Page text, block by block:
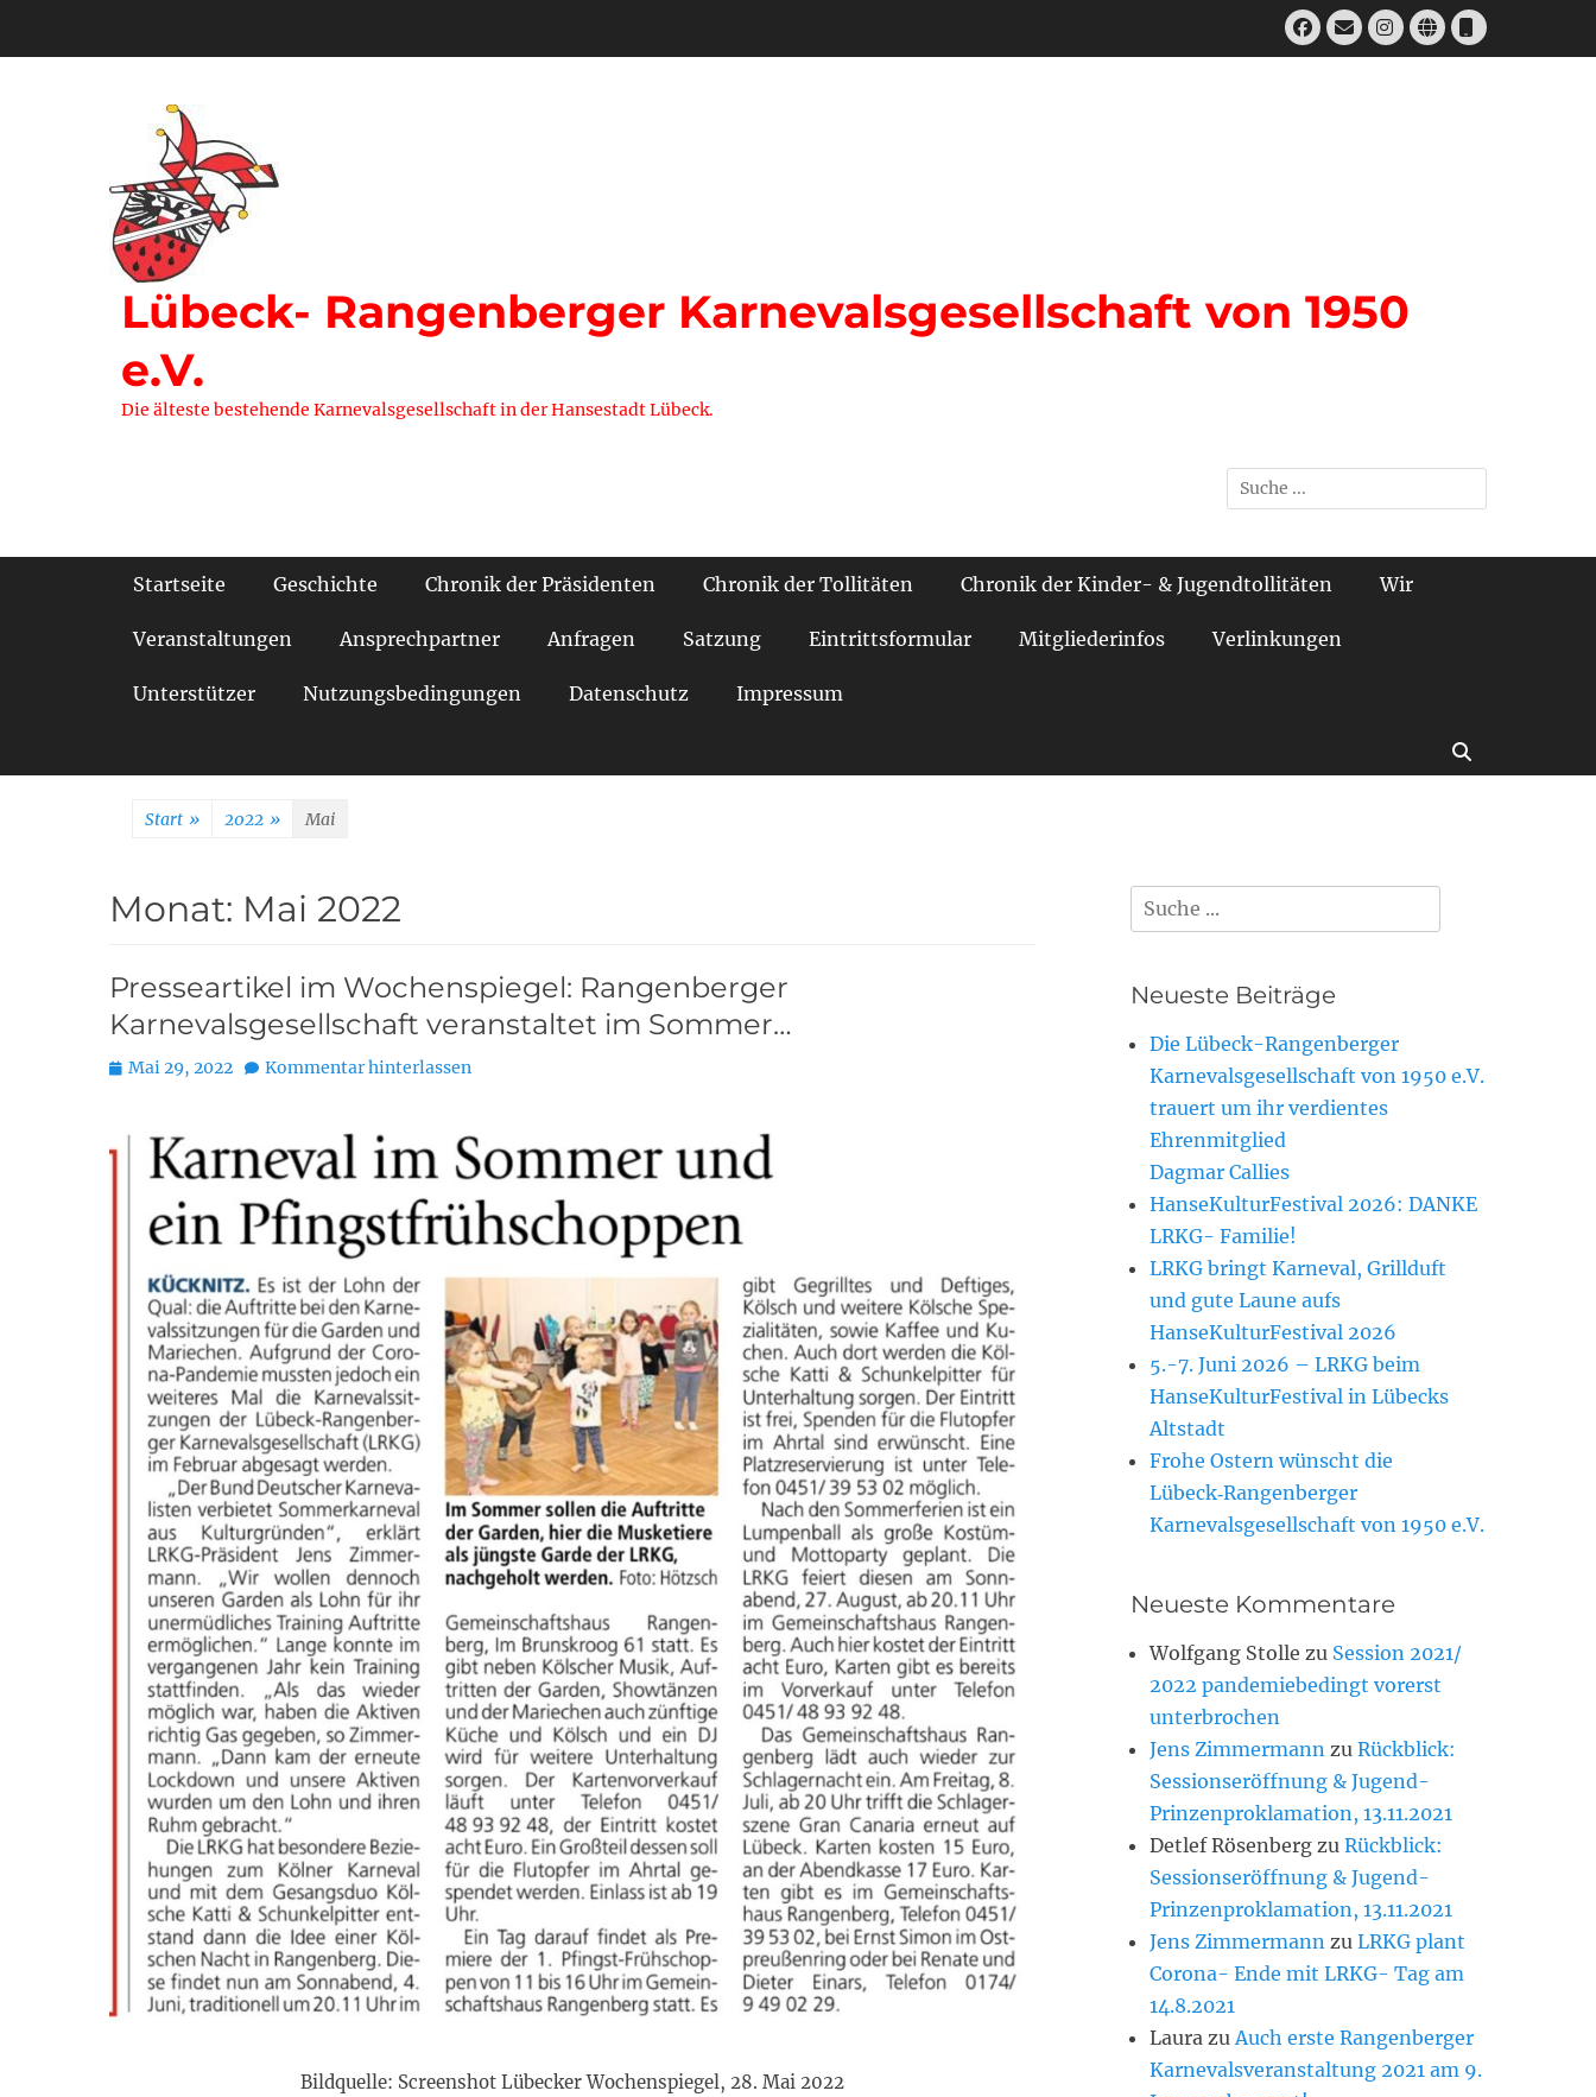
Facebook
E-
Mail
Instagram
WebsiteTelefon
Lübeck- Rangenberger Karnevalsgesellschaft von 1950
e.V.
Die älteste bestehende Karnevalsgesellschaft in der Hansestadt Lübeck.
Suchen
nach:
Primäres Menü
Startseite Geschichte Chronik der Präsidenten Chronik der Tollitäten Chronik der Kinder- & Jugendtollitäten Wir
Veranstaltungen Ansprechpartner Anfragen Satzung Eintrittsformular Mitgliederinfos Verlinkungen
Unterstützer Nutzungsbedingungen Datenschutz Impressum
Start » 2022 » Mai
Monat: Mai 2022
Presseartikel im Wochenspiegel: Rangenberger
Karnevalsgesellschaft veranstaltet im Sommer…
Posted
Mai 29, 2022 Kommentar hinterlassen
Bildquelle: Screenshot Lübecker Wochenspiegel, 28. Mai 2022
Suchen
nach:
Neueste Beiträge
Die Lübeck-Rangenberger
Karnevalsgesellschaft von 1950 e.V.
trauert um ihr verdientes
Ehrenmitglied
Dagmar Callies
HanseKulturFestival 2026: DANKE
LRKG- Familie!
LRKG bringt Karneval, Grillduft
und gute Laune aufs
HanseKulturFestival 2026
5.-7. Juni 2026 – LRKG beim
HanseKulturFestival in Lübecks
Altstadt
Frohe Ostern wünscht die
Lübeck‑Rangenberger
Karnevalsgesellschaft von 1950 e.V.
Neueste Kommentare
Wolfgang Stolle zu Session 2021/
2022 pandemiebedingt vorerst
unterbrochen
Jens Zimmermann zu Rückblick:
Sessionseröffnung & Jugend-
Prinzenproklamation, 13.11.2021
Detlef Rösenberg zu Rückblick:
Sessionseröffnung & Jugend-
Prinzenproklamation, 13.11.2021
Jens Zimmermann zu LRKG plant
Corona- Ende mit LRKG- Tag am
14.8.2021
Laura zuAuch erste Rangenberger
Karnevalsveranstaltung 2021 am 9.